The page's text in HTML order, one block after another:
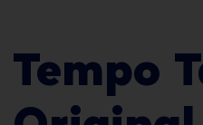
Tempo